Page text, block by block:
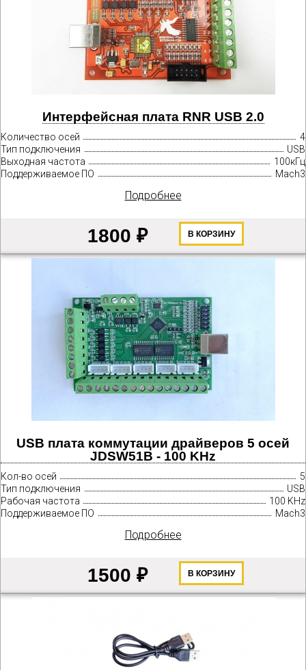
Интерфейсная плата RNR USB 2.0
Количество осей
4
Тип подключения
USB
Выходная частота
100кГц
Поддерживаемое ПО
Mach3
Подробнее
1800 ₽ В КОРЗИНУ
USB плата коммутации драйверов 5 осей
JDSW51B - 100 KHz
Кол-во осей
5
Тип подключения
USB
Рабочая частота
100 KHz
Поддерживаемое ПО
Mach3
Подробнее
1500 ₽ В КОРЗИНУ